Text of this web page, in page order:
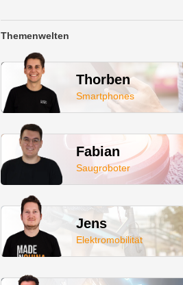
Themenwelten
Thorben
Smartphones
Fabian
Saugroboter
Jens
Elektromobilität